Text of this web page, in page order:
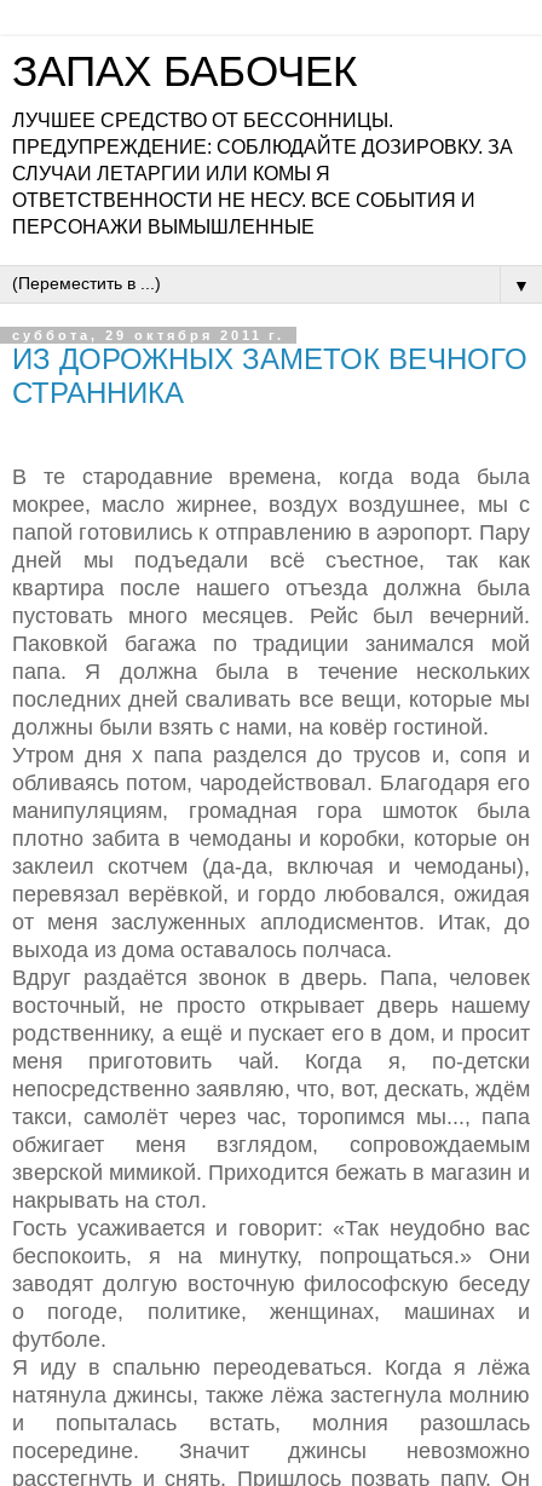
ЗАПАХ БАБОЧЕК
ЛУЧШЕЕ СРЕДСТВО ОТ БЕССОННИЦЫ.
ПРЕДУПРЕЖДЕНИЕ: СОБЛЮДАЙТЕ ДОЗИРОВКУ. ЗА
СЛУЧАИ ЛЕТАРГИИ ИЛИ КОМЫ Я
ОТВЕТСТВЕННОСТИ НЕ НЕСУ. ВСЕ СОБЫТИЯ И
ПЕРСОНАЖИ ВЫМЫШЛЕННЫЕ
▼
суббота, 29 октября 2011 г.
ИЗ ДОРОЖНЫХ ЗАМЕТОК ВЕЧНОГО
СТРАННИКА
В те стародавние времена, когда вода была
мокрее, масло жирнее, воздух воздушнее, мы с
папой готовились к отправлению в аэропорт. Пару
дней мы подъедали всё съестное, так как
квартира после нашего отъезда должна была
пустовать много месяцев. Рейс был вечерний.
Паковкой багажа по традиции занимался мой
папа. Я должна была в течение нескольких
последних дней сваливать все вещи, которые мы
должны были взять с нами, на ковёр гостиной.
Утром дня х папа разделся до трусов и, сопя и
обливаясь потом, чародействовал. Благодаря его
манипуляциям, громадная гора шмоток была
плотно забита в чемоданы и коробки, которые он
заклеил скотчем (да-да, включая и чемоданы),
перевязал верёвкой, и гордо любовался, ожидая
от меня заслуженных аплодисментов. Итак, до
выхода из дома оставалось полчаса.
Вдруг раздаётся звонок в дверь. Папа, человек
восточный, не просто открывает дверь нашему
родственнику, а ещё и пускает его в дом, и просит
меня приготовить чай. Когда я, по-детски
непосредственно заявляю, что, вот, дескать, ждём
такси, самолёт через час, торопимся мы..., папа
обжигает меня взглядом, сопровождаемым
зверской мимикой. Приходится бежать в магазин и
накрывать на стол.
Гость усаживается и говорит: «Так неудобно вас
беспокоить, я на минутку, попрощаться.» Они
заводят долгую восточную философскую беседу
о погоде, политике, женщинах, машинах и
футболе.
Я иду в спальню переодеваться. Когда я лёжа
натянула джинсы, также лёжа застегнула молнию
и попыталась встать, молния разошлась
посередине. Значит джинсы невозможно
расстегнуть и снять. Пришлось позвать папу. Он